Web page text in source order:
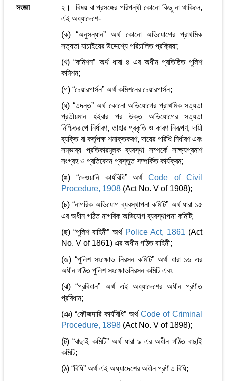
সংজ্ঞা
২। বিষয় বা প্রসঙ্গের পরিপন্থী কোনো কিছু না থাকিলে,
এই অধ্যাদেশে-
(ক) “অনুসন্ধান” অর্থ কোনো অভিযোগের প্রাথমিক
সত্যতা যাচাইয়ের উদ্দেশ্যে পরিচালিত প্রক্রিয়া;
(খ) “কমিশন” অর্থ ধারা ৪ এর অধীন প্রতিষ্ঠিত পুলিশ
কমিশন;
(গ) “চেয়ারপার্সন” অর্থ কমিশনের চেয়ারপার্সন;
(ঘ) “তদন্ত” অর্থ কোনো অভিযোগের প্রাথমিক সত্যতা
প্রতীয়মান হইবার পর উক্ত অভিযোগের সত্যতা
নিশ্চিতরূপে নির্ধারণ, তাহার প্রকৃতি ও কারণ নিরূপণ, দায়ী
ব্যক্তি বা কর্তৃপক্ষ শনাক্তকরণ, দায়ের পরিধি নির্ধারণ এবং
সম্ভাব্য প্রতিকারমূলক ব্যবস্থা সম্পর্কে সাক্ষ্যপ্রমাণ
সংগ্রহ ও প্রতিবেদন প্রস্তুত সম্পর্কিত কার্যক্রম;
(ঙ) “দেওয়ানি কার্যবিধি” অর্থ Code of Civil
Procedure, 1908 (Act No. V of 1908);
(চ) “নাগরিক অভিযোগ ব্যবস্থাপনা কমিটি” অর্থ ধারা ১৫
এর অধীন গঠিত নাগরিক অভিযোগ ব্যবস্থাপনা কমিটি;
(ছ) “পুলিশ বাহিনী” অর্থ Police Act, 1861 (Act
No. V of 1861) এর অধীন গঠিত বাহিনী;
(জ) “পুলিশ সংক্ষোভ নিরসন কমিটি” অর্থ ধারা ১৬ এর
অধীন গঠিত পুলিশ সংক্ষোভনিরসন কমিটি এবং
(ঝ) “প্রবিধান” অর্থ এই অধ্যাদেশের অধীন প্রণীত
প্রবিধান;
(ঞ) “ফৌজদারি কার্যবিধি” অর্থ Code of Criminal
Procedure, 1898 (Act No. V of 1898);
(ট) “বাছাই কমিটি” অর্থ ধারা ৯ এর অধীন গঠিত বাছাই
কমিটি;
(ঠ) “বিধি” অর্থ এই অধ্যাদেশের অধীন প্রণীত বিধি;